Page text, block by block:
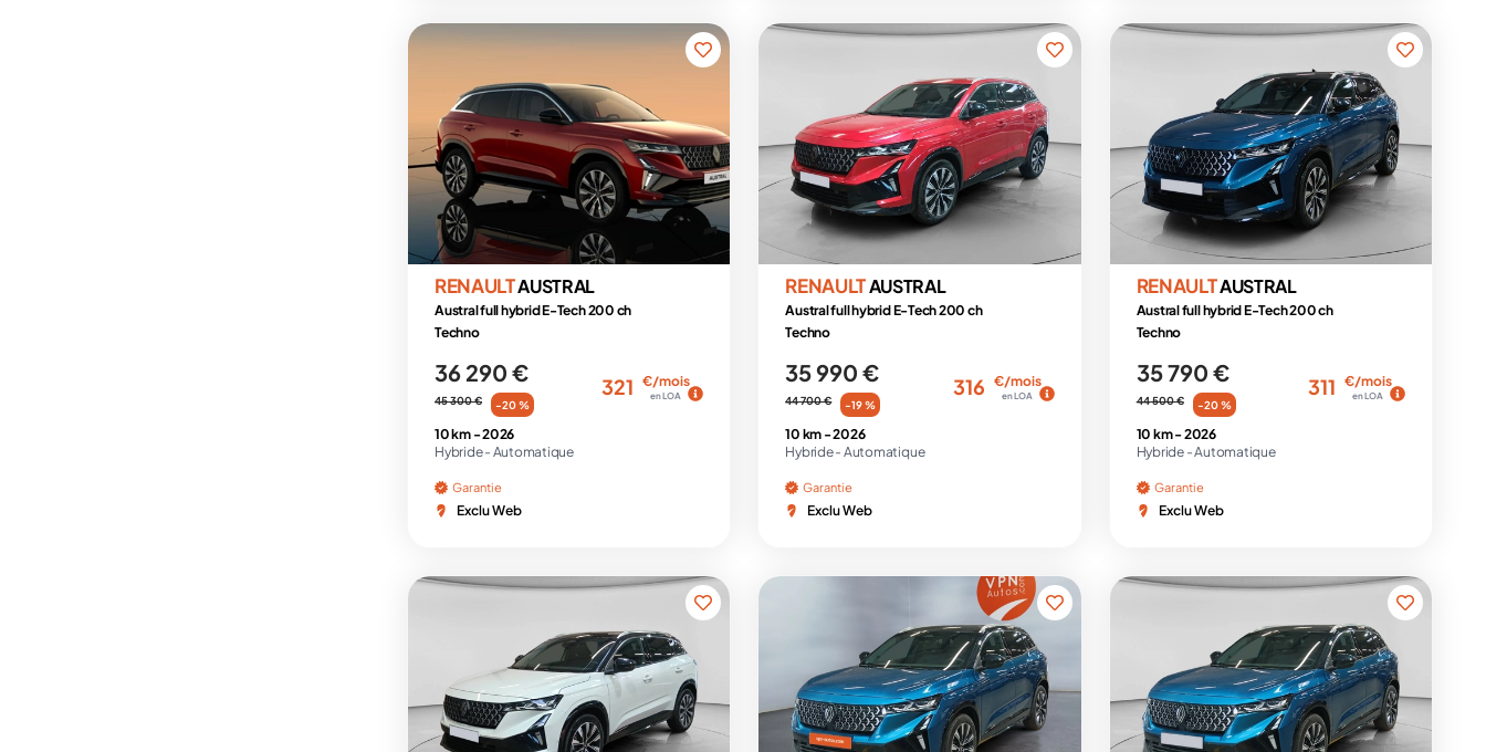
RENAULTAUSTRAL
Austral full hybrid E-Tech 200 ch
Techno
36 290 €
45 300 € -20 %
321 €/mois
en LOA
10 km -2026
Hybride - Automatique
Garantie
Exclu Web
RENAULTAUSTRAL
Austral full hybrid E-Tech 200 ch
Techno
35 990 €
44 700 € -19 %
316 €/mois
en LOA
10 km -2026
Hybride - Automatique
Garantie
Exclu Web
RENAULTAUSTRAL
Austral full hybrid E-Tech 200 ch
Techno
35 790 €
44 500 € -20 %
311 €/mois
en LOA
10 km -2026
Hybride -Automatique
Garantie
Exclu Web